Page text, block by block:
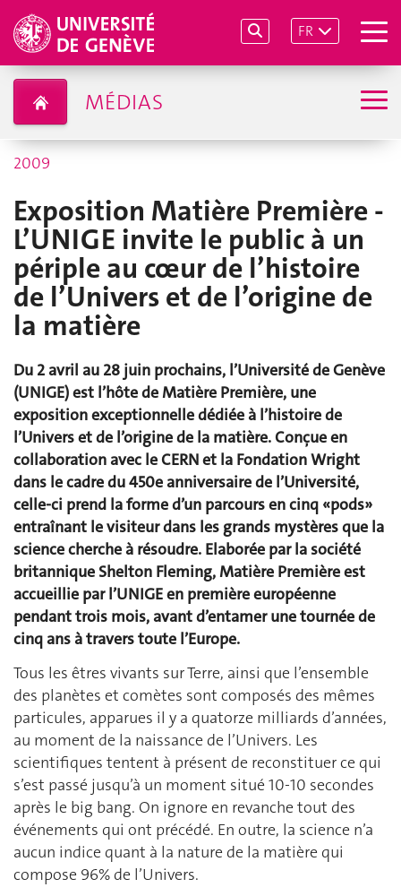
FR
MÉDIAS
2009
Exposition Matière Première -
L’UNIGE invite le public à un
périple au cœur de l’histoire
de l’Univers et de l’origine de
la matière
Du 2 avril au 28 juin prochains, l’Université de Genève
(UNIGE) est l’hôte de Matière Première, une
exposition exceptionnelle dédiée à l’histoire de
l’Univers et de l’origine de la matière. Conçue en
collaboration avec le CERN et la Fondation Wright
dans le cadre du 450e anniversaire de l’Université,
celle-ci prend la forme d’un parcours en cinq «pods»
entraînant le visiteur dans les grands mystères que la
science cherche à résoudre. Elaborée par la société
britannique Shelton Fleming, Matière Première est
accueillie par l’UNIGE en première européenne
pendant trois mois, avant d’entamer une tournée de
cinq ans à travers toute l’Europe.
Tous les êtres vivants sur Terre, ainsi que l’ensemble
des planètes et comètes sont composés des mêmes
particules, apparues il y a quatorze milliards d’années,
au moment de la naissance de l’Univers. Les
scientifiques tentent à présent de reconstituer ce qui
s’est passé jusqu’à un moment situé 10-10 secondes
après le big bang. On ignore en revanche tout des
événements qui ont précédé. En outre, la science n’a
aucun indice quant à la nature de la matière qui
compose 96% de l’Univers.